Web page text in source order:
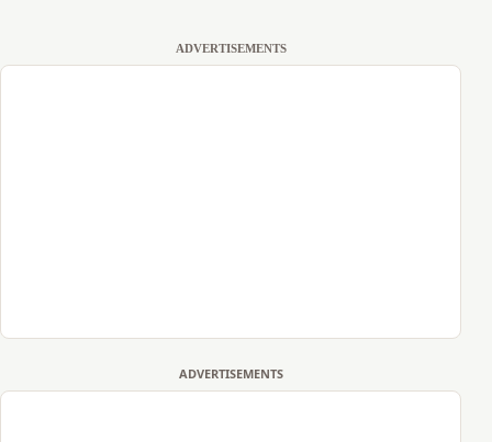
ADVERTISEMENTS
ADVERTISEMENTS